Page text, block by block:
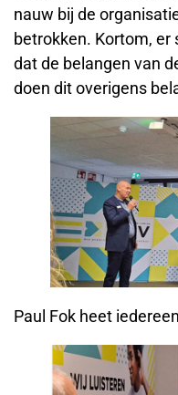
nauw bij de
betrokken. Kortom,
dat de belangen van
doen dit overigens
Paul Fok heet